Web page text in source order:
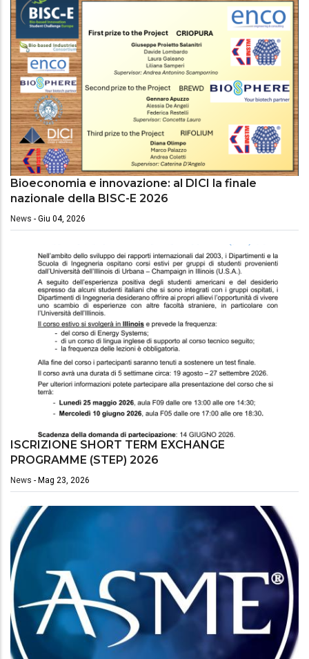
Bioeconomia e innovazione: al DICI la finale
nazionale della BISC-E 2026
News - Giu 04, 2026
ISCRIZIONE SHORT TERM EXCHANGE
PROGRAMME (STEP) 2026
News - Mag 23, 2026